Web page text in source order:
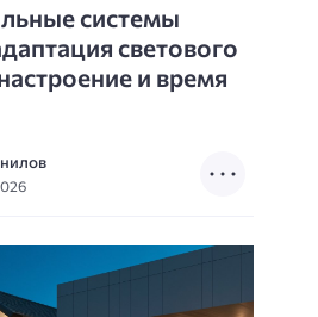
системы
светового
и время